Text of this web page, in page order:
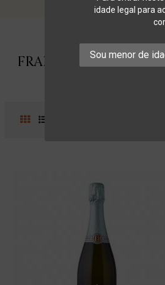
idade legal para
Sou menor de
FRANCIACORTA